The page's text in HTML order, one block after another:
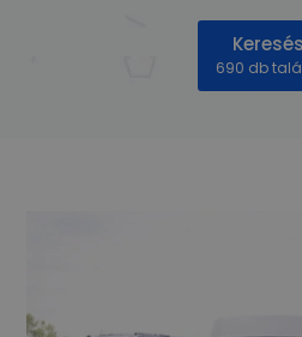
Keresés
690 db